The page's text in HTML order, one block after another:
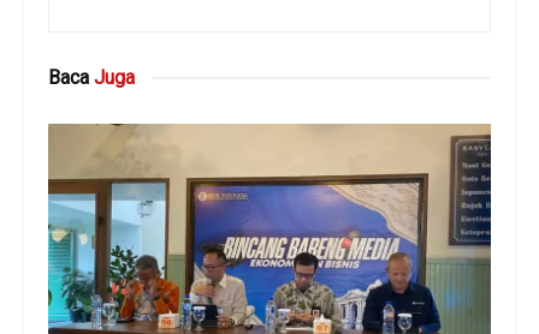
Baca Juga